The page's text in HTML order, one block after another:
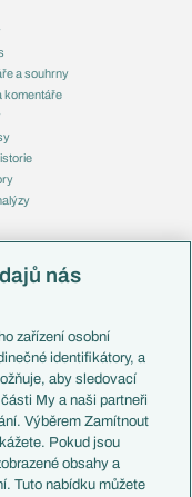
a souhrny
komentáře
nás
zařízení osobní
identifikátory, a
aby sledovací
My a naši partneři
Výběrem Zamítnout
Pokud jsou
obsahy a
Tuto nabídku můžete